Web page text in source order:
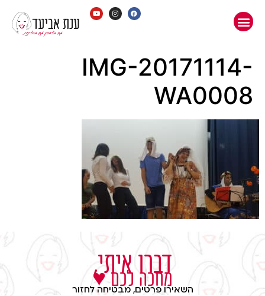
IMG-20171114-
WA0008
דברו איתי,
מחכה לכם ♥
השאירו פרטים, מבטיחה לחזור